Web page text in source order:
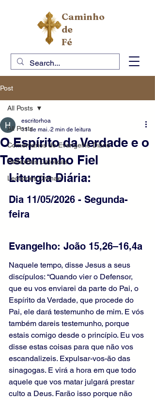
Caminho
de
Fé
Post
All Posts
Comentários do Evangelho Diário
Reflexões Católicas
Lectiones Divinae
All Posts
O Espírito da Verdade e o
Testemunho Fiel
escritorhoa
11 de mai. 2 min de leitura
Liturgia Diária:
Dia 11/05/2026 - Segunda-
feira
Evangelho: João 15,26–16,4a
Naquele tempo, disse Jesus a seus
discípulos: “Quando vier o Defensor,
que eu vos enviarei da parte do Pai, o
Espírito da Verdade, que procede do
Pai, ele dará testemunho de mim. E vós
também dareis testemunho, porque
estais comigo desde o princípio. Eu vos
disse estas coisas para que não vos
escandalizeis. Expulsar-vos-ão das
sinagogas. E virá a hora em que todo
aquele que vos matar julgará prestar
culto a Deus. Farão isso porque não